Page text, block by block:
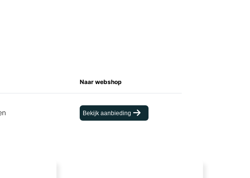
Naar webshop
Bekijk aanbieding